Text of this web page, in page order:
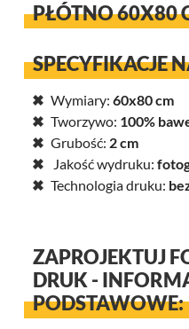
PŁÓTNO 60X80
SPECYFIKACJE
Wymiary:60x80 cm
Tworzywo: 100%
Grubość: 2 cm
Jakość wydruku:
Technologia druku:
ZAPROJEKTUJ
DRUK -
PODSTAWOWE: